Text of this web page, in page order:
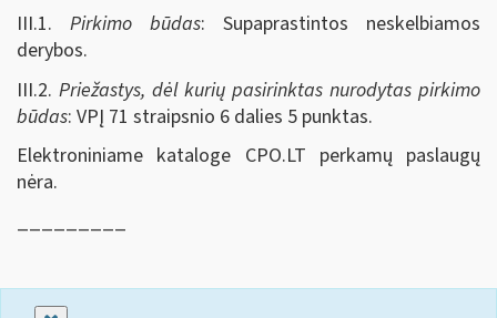
III.1. Pirkimo būdas: Supaprastintos neskelbiamos
derybos.
III.2. Priežastys, dėl kurių pasirinktas nurodytas pirkimo
būdas: VPĮ 71 straipsnio 6 dalies 5 punktas.
Elektroniniame kataloge CPO.LT perkamų paslaugų
nėra.